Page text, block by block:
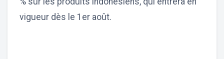
vigueur dès le 1er août.